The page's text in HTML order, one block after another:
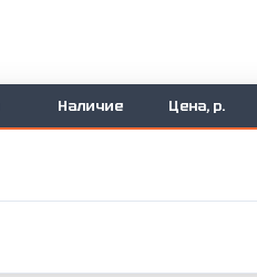
Наличие Цена, р.